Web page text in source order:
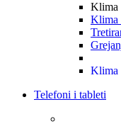
Klima
Klima
Klima
Telefoni i tableti